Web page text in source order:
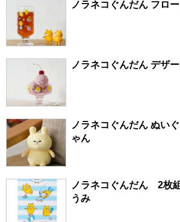
ノラネコ
ノラネコ
ノラネコぐんだん ぬい
ゃん
ノラネコぐんだん 2枚
うみ